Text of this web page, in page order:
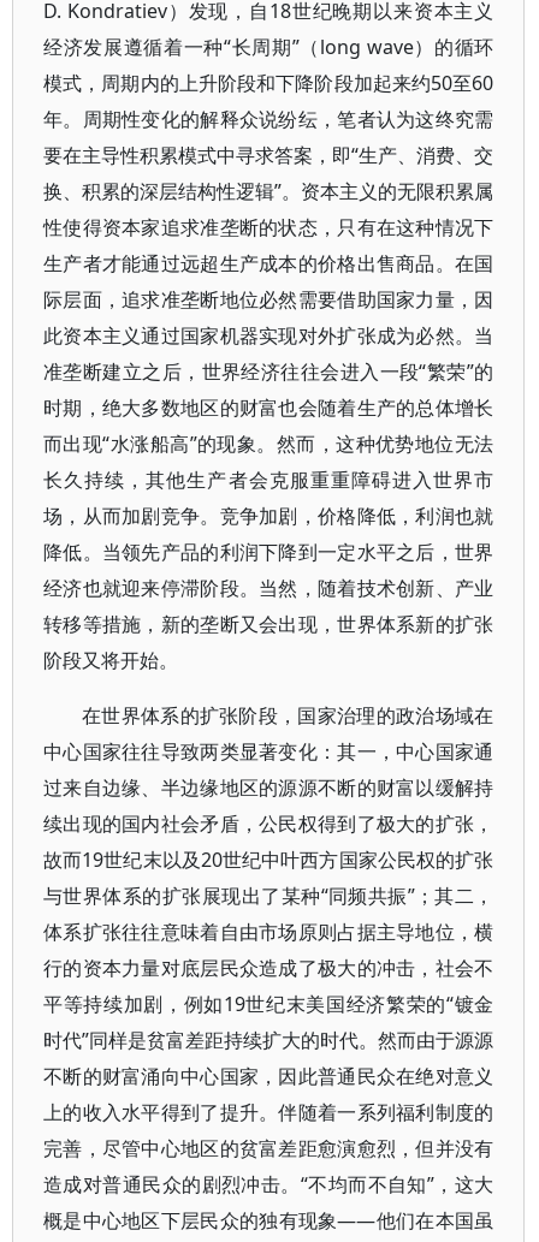
D. Kondratiev）发现，自18世纪晚期以来资本主义
经济发展遵循着一种“长周期”（long wave）的循环
模式，周期内的上升阶段和下降阶段加起来约50至60
年。周期性变化的解释众说纷纭，笔者认为这终究需
要在主导性积累模式中寻求答案，即“生产、消费、交
换、积累的深层结构性逻辑”。资本主义的无限积累属
性使得资本家追求准垄断的状态，只有在这种情况下
生产者才能通过远超生产成本的价格出售商品。在国
际层面，追求准垄断地位必然需要借助国家力量，因
此资本主义通过国家机器实现对外扩张成为必然。当
准垄断建立之后，世界经济往往会进入一段“繁荣”的
时期，绝大多数地区的财富也会随着生产的总体增长
而出现“水涨船高”的现象。然而，这种优势地位无法
长久持续，其他生产者会克服重重障碍进入世界市
场，从而加剧竞争。竞争加剧，价格降低，利润也就
降低。当领先产品的利润下降到一定水平之后，世界
经济也就迎来停滞阶段。当然，随着技术创新、产业
转移等措施，新的垄断又会出现，世界体系新的扩张
阶段又将开始。
在世界体系的扩张阶段，国家治理的政治场域在
中心国家往往导致两类显著变化：其一，中心国家通
过来自边缘、半边缘地区的源源不断的财富以缓解持
续出现的国内社会矛盾，公民权得到了极大的扩张，
故而19世纪末以及20世纪中叶西方国家公民权的扩张
与世界体系的扩张展现出了某种“同频共振”；其二，
体系扩张往往意味着自由市场原则占据主导地位，横
行的资本力量对底层民众造成了极大的冲击，社会不
平等持续加剧，例如19世纪末美国经济繁荣的“镀金
时代”同样是贫富差距持续扩大的时代。然而由于源源
不断的财富涌向中心国家，因此普通民众在绝对意义
上的收入水平得到了提升。伴随着一系列福利制度的
完善，尽管中心地区的贫富差距愈演愈烈，但并没有
造成对普通民众的剧烈冲击。“不均而不自知”，这大
概是中心地区下层民众的独有现象——他们在本国虽